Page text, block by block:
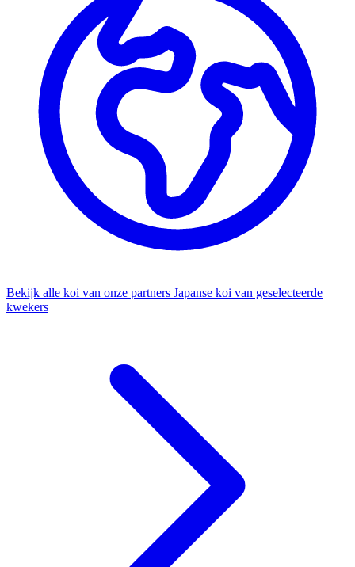
Bekijk alle koi van onze partners Japanse koi van geselecteerde
kwekers